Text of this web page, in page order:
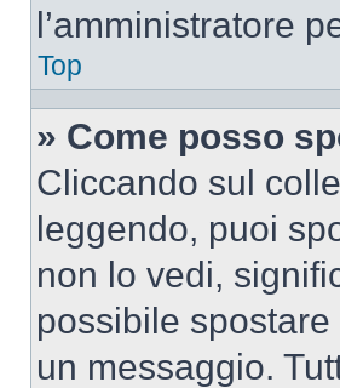
l’amministratore
Top
» Come posso
Cliccando sul
leggendo, puoi
non lo vedi,
possibile
un messaggio.